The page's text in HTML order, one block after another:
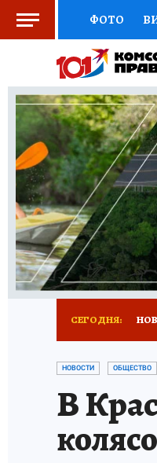
ФОТО
ВЫБОР
КНИЖНАЯ
ПРЕСС-
ВСЕ О КП
СЕГОДНЯ:
НОВОСТИ ОБЩЕСТВО
В